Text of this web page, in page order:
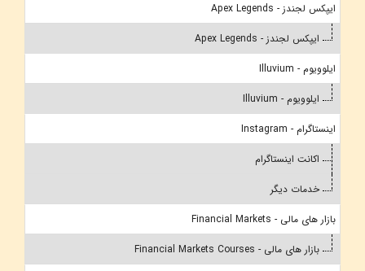
ایپکس لجندز - Apex Legends
ایپکس لجندز - Apex Legends
ایلوویوم - Illuvium
ایلوویوم - Illuvium
اینستاگرام - Instagram
اکانت اینستاگرام
خدمات دیگر
بازار های مالی - Financial Markets
بازار های مالی - Financial Markets Courses